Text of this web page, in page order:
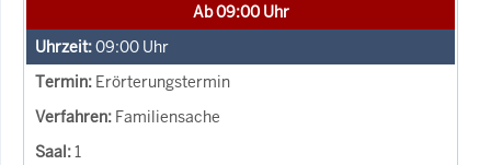
Ab 09:00 Uhr
09:00 Uhr
Erörterungstermin
Familiensache
1